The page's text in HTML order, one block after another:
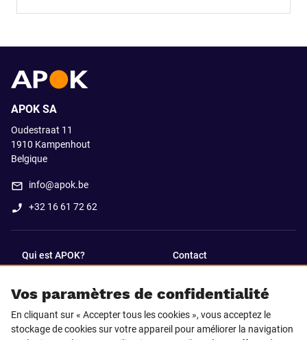
Vos paramètres de confidentialité
En cliquant sur « Accepter tous les cookies », vous acceptez le
stockage de cookies sur votre appareil pour améliorer la navigation
APOK SA
Oudestraat 11
1910 Kampenhout
Belgique
info@apok.be
+32 16 61 72 62
Qui est APOK? Contact
SUIVEZ-NOUS SUR
Facebook LinkedIn